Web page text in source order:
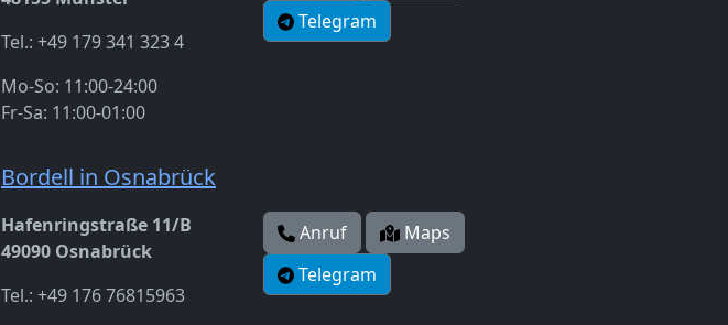
Tel.: +49 179 341 323 4
Mo-So: 11:00-24:00
Fr-Sa: 11:00-01:00
Telegram
Bordell in Osnabrück
Hafenringstraße 11/B
49090 Osnabrück
Tel.: +49 176 76815963
Anruf
Maps
Telegram